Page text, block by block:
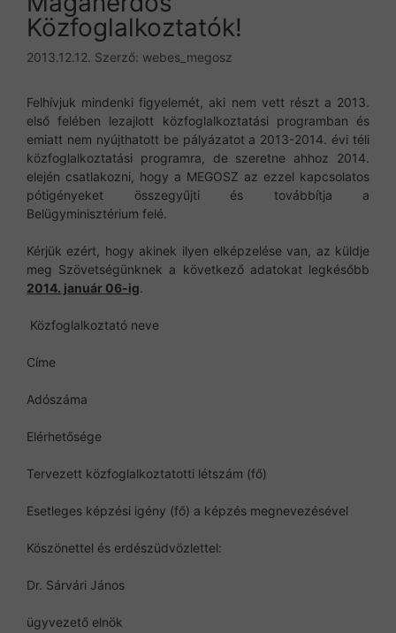
Közfoglalkoztatók!
2013.12.12. Szerző: webes_megosz
Felhívjuk mindenki figyelemét, aki nem vett részt a 2013.
első felében lezajlott közfoglalkoztatási programban és
emiatt nem nyújthatott be pályázatot a 2013-2014. évi téli
közfoglalkoztatási programra, de szeretne ahhoz 2014.
elején csatlakozni, hogy a MEGOSZ az ezzel kapcsolatos
pótigényeket összegyűjti és továbbítja a
Belügyminisztérium felé.
Kérjük ezért, hogy akinek ilyen elképzelése van, az küldje
meg Szövetségünknek a következő adatokat legkésőbb
2014. január 06-ig.
Közfoglalkoztató neve
Címe
Adószáma
Elérhetősége
Tervezett közfoglalkoztatotti létszám (fő)
Esetleges képzési igény (fő) a képzés megnevezésével
Köszönettel és erdészüdvözlettel:
Dr. Sárvári János
ügyvezető elnök